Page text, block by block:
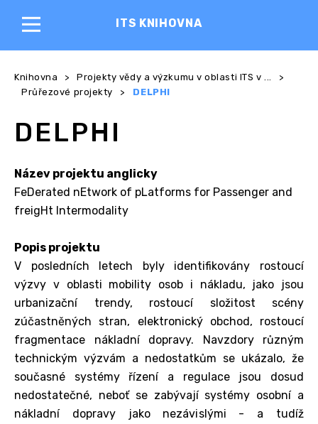
ITS KNIHOVNA
Knihovna > Projekty vědy a výzkumu v oblasti ITS v ...
>
Průřezové projekty
> DELPHI
DELPHI
Název projektu anglicky
FeDerated nEtwork of pLatforms for Passenger and
freigHt Intermodality
Popis projektu
V posledních letech byly identifikovány rostoucí
výzvy v oblasti mobility osob i nákladu, jako jsou
urbanizační trendy, rostoucí složitost scény
zúčastněných stran, elektronický obchod, rostoucí
fragmentace nákladní dopravy. Navzdory různým
technickým výzvám a nedostatkům se ukázalo, že
současné systémy řízení a regulace jsou dosud
nedostatečné, neboť se zabývají systémy osobní a
nákladní dopravy jako nezávislými - a tudíž